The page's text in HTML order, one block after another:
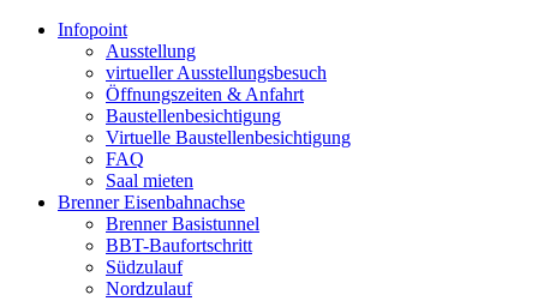
Infopoint
Ausstellung
virtueller Ausstellungsbesuch
Öffnungszeiten & Anfahrt
Baustellenbesichtigung
Virtuelle Baustellenbesichtigung
FAQ
Saal mieten
Brenner Eisenbahnachse
Brenner Basistunnel
BBT-Baufortschritt
Südzulauf
Nordzulauf